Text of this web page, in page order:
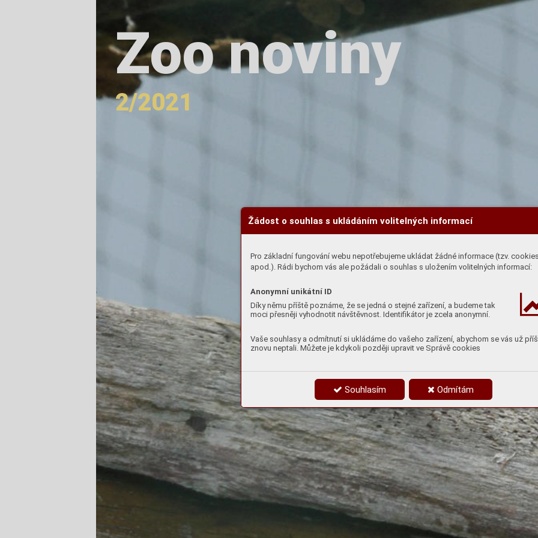
Žádost o souhlas s ukládáním volitelných informací
Pro základní fungování webu nepotřebujeme ukládat žádné informace (tzv.
apod.). Rádi bychom vás ale požádali o souhlas s uložením volitelných informací:
Anonymní unikátní ID
Díky němu příště poznáme, že se jedná o stejné zařízení, a budeme tak
moci přesněji vyhodnotit návštěvnost. Identifikátor je zcela anonymní.
Vaše souhlasy a odmítnutí si ukládáme do vašeho zařízení, abychom se vás už
znovu neptali. Můžete je kdykoli později upravit ve Správě cookies
Souhlasím Odmítám
Zoo noviny
2/2021